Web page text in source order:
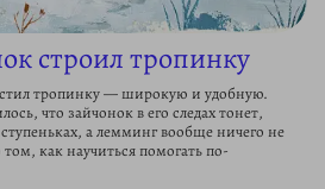
строил тропинку
тропинку — широкую и удобную.
что зайчонок в его следах тонет,
а лемминг вообще ничего не
как научиться помогать по-